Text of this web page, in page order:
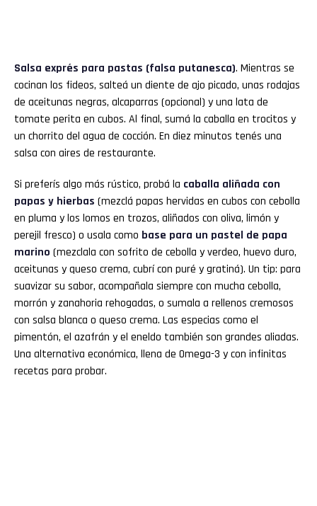
Salsa exprés para pastas (falsa putanesca). Mientras se
cocinan los fideos, salteá un diente de ajo picado, unas rodajas
de aceitunas negras, alcaparras (opcional) y una lata de
tomate perita en cubos. Al final, sumá la caballa en trocitos y
un chorrito del agua de cocción. En diez minutos tenés una
salsa con aires de restaurante.
Si preferís algo más rústico, probá la caballa aliñada con
papas y hierbas (mezclá papas hervidas en cubos con cebolla
en pluma y los lomos en trozos, aliñados con oliva, limón y
perejil fresco) o usala como base para un pastel de papa
marino (mezclala con sofrito de cebolla y verdeo, huevo duro,
aceitunas y queso crema, cubrí con puré y gratiná). Un tip: para
suavizar su sabor, acompañala siempre con mucha cebolla,
morrón y zanahoria rehogadas, o sumala a rellenos cremosos
con salsa blanca o queso crema. Las especias como el
pimentón, el azafrán y el eneldo también son grandes aliadas.
Una alternativa económica, llena de Omega-3 y con infinitas
recetas para probar.